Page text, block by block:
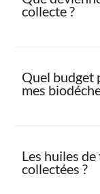
collecte ?
Quel budget
mes
Les huiles
collectées ?